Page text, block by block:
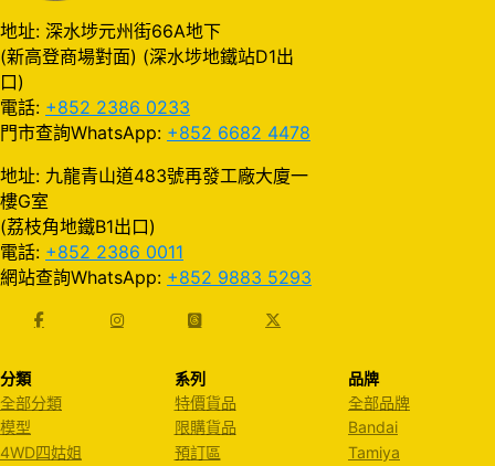
地址: 深水埗元州街66A地下
(新高登商場對面) (深水埗地鐵站D1出
口)
電話: +852 2386 0233
門市查詢WhatsApp: +852 6682 4478
地址: 九龍青山道483號再發工廠大廈一
樓G室
(荔枝角地鐵B1出口)
電話: +852 2386 0011
網站查詢WhatsApp: +852 9883 5293
分類
全部分類
模型
4WD四姑姐
系列
特價貨品
限購貨品
預訂區
品牌
全部品牌
Bandai
Tamiya